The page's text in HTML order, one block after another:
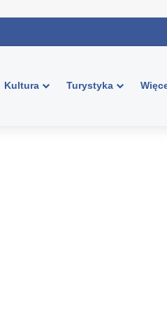
Kultura Turystyka